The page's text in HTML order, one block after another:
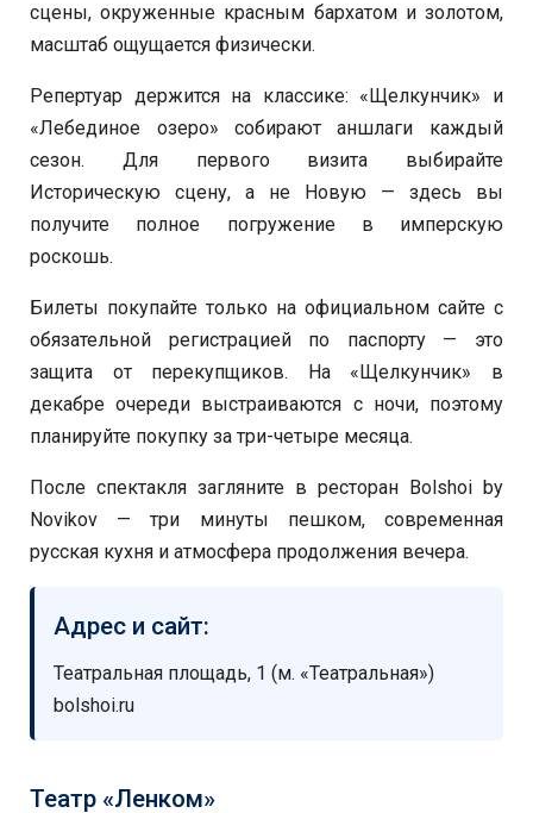
сцены, окруженные красным бархатом и золотом,
масштаб ощущается физически.
Репертуар держится на классике: «Щелкунчик» и
«Лебединое озеро» собирают аншлаги каждый
сезон. Для первого визита выбирайте
Историческую сцену, а не Новую — здесь вы
получите полное погружение в имперскую
роскошь.
Билеты покупайте только на официальном сайте с
обязательной регистрацией по паспорту — это
защита от перекупщиков. На «Щелкунчик» в
декабре очереди выстраиваются с ночи, поэтому
планируйте покупку за три-четыре месяца.
После спектакля загляните в ресторан Bolshoi by
Novikov — три минуты пешком, современная
русская кухня и атмосфера продолжения вечера.
Адрес и сайт:
Театральная площадь, 1 (м. «Театральная»)
bolshoi.ru
Театр «Ленком»